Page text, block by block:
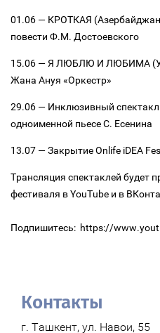
01.06 — КРОТКАЯ
повести Ф.М. Достоевского
15.06 — Я ЛЮБЛЮ И ЛЮБИМА
Жана Ануя «Оркестр»
29.06 — Инклюзивный
одноименной пьесе С. Есенина
13.07 — Закрытие Onlife iDEA
Трансляция спектаклей будет
фестиваля в YouTube и в
Подпишитесь: https://
Контакты
г. Ташкент, ул. Навои, 55